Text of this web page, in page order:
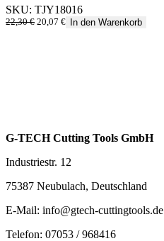
SKU: TJY18016
22,30€ Ursprünglicher
20,07 €Aktueller
In den Warenkorb
G-TECH Cutting Tools GmbH
Industriestr. 12
75387 Neubulach, Deutschland
E-Mail: info@gtech-cuttingtools.de
Telefon: 07053 / 968416